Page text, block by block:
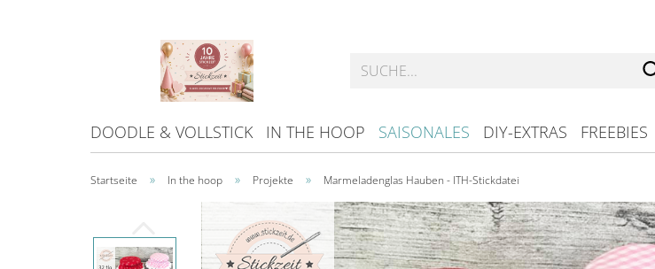
DOODLE & VOLLSTICK IN THE HOOP SAISONALES DIY-EXTRAS FREEBIES
Startseite » In the hoop » Projekte » Marmeladenglas Hauben - ITH-Stickdatei